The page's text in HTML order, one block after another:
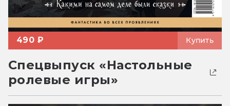
490 ₽ Купить
Спецвыпуск «Настольные
ролевые игры»